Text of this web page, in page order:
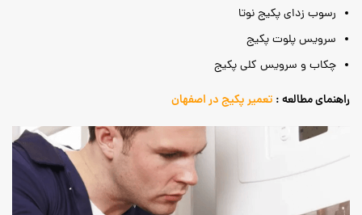
رسوب زدای پکیج نوتا
سرویس پلوت پکیج
چکاب و سرویس کلی پکیج
راهنمای مطالعه : تعمیر پکیج در اصفهان